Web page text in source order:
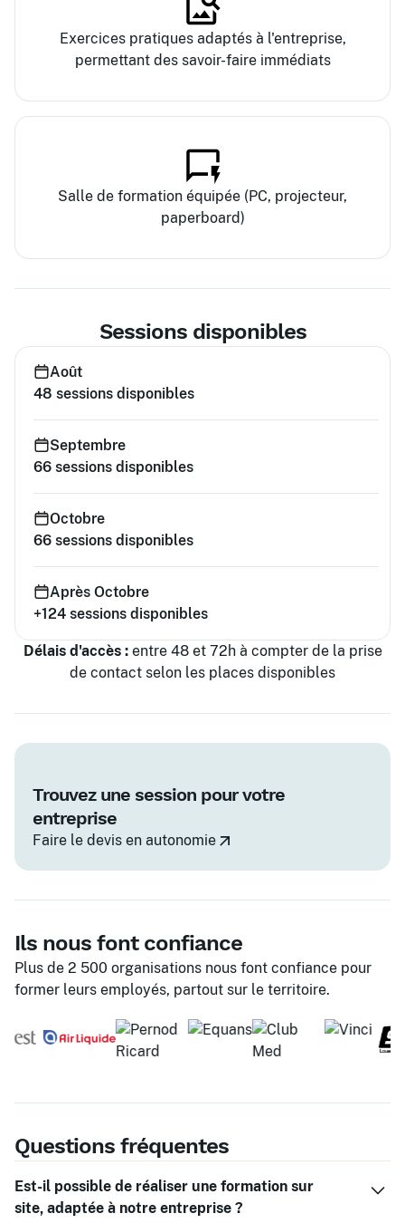
Exercices pratiques adaptés à l'entreprise,
permettant des savoir-faire immédiats
Salle de formation équipée (PC, projecteur,
paperboard)
Sessions disponibles
Août
48 sessions disponibles
Septembre
66 sessions disponibles
Octobre
66 sessions disponibles
Après Octobre
+124 sessions disponibles
Délais d'accès :entre 48 et 72h à compter de la prise
de contact selon les places disponibles
Trouvez une session pour votre
entreprise
Faire le devis en autonomie
Ils nous font confiance
Plus de 2 500 organisations nous font confiance pour
former leurs employés, partout sur le territoire.
Questions fréquentes
Est-il possible de réaliser une formation sur
site, adaptée à notre entreprise ?